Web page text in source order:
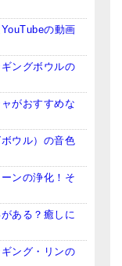
の動画
ングボウルの
がおすすめな
ウル）の音色
ンの浄化！そ
ある？癒しに
ング・リンの